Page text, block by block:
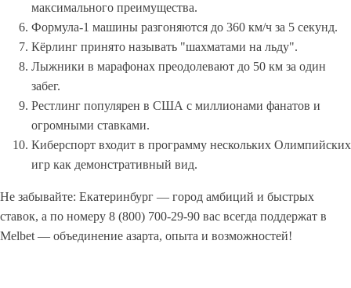
максимального преимущества.
Формула-1 машины разгоняются до 360 км/ч за 5 секунд.
Кёрлинг принято называть "шахматами на льду".
Лыжники в марафонах преодолевают до 50 км за один
забег.
Рестлинг популярен в США с миллионами фанатов и
огромными ставками.
Киберспорт входит в программу нескольких Олимпийских
игр как демонстративный вид.
Не забывайте: Екатеринбург — город амбиций и быстрых
ставок, а по номеру 8 (800) 700-29-90 вас всегда поддержат в
Melbet — объединение азарта, опыта и возможностей!